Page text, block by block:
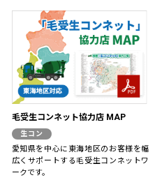
毛受生コンネット協力店 MAP
生コン
愛知県を中心に東海地区のお客様を幅
広くサポートする毛受生コンネットワ
ークです。